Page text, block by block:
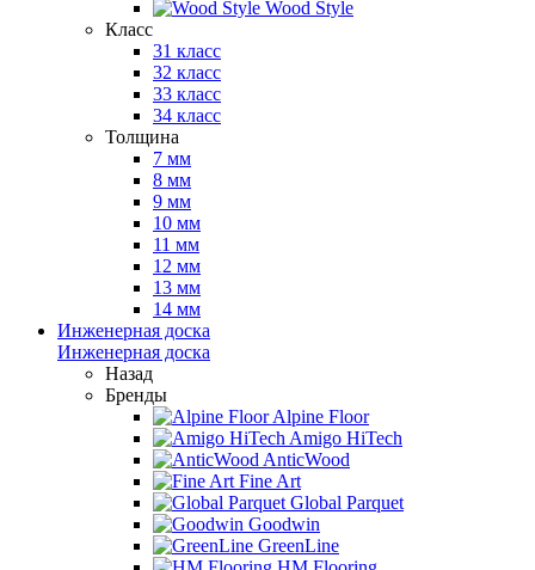
Wood Style
Класс
31 класс
32 класс
33 класс
34 класс
Толщина
7 мм
8 мм
9 мм
10 мм
11 мм
12 мм
13 мм
14 мм
Инженерная доска
Инженерная доска
Назад
Бренды
Alpine Floor
Amigo HiTech
AnticWood
Fine Art
Global Parquet
Goodwin
GreenLine